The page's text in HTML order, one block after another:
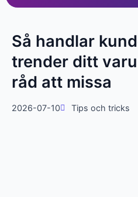
Så handlar
trender ditt
råd att missa
2026-07-10 Tips och tricks